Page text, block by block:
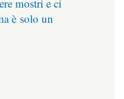
mostri e ci
è solo un